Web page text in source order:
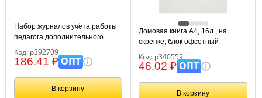
Набор журналов учёта работы
педагога дополнительного
(секции, клубе, кружке) 5 шт.
Код: р392709
186.41 ₽ОПТ
В корзину
Домовая книга А4, 16л., на
скрепке, блок офсетный
Код: р340559
46.02 ₽ОПТ
В корзину